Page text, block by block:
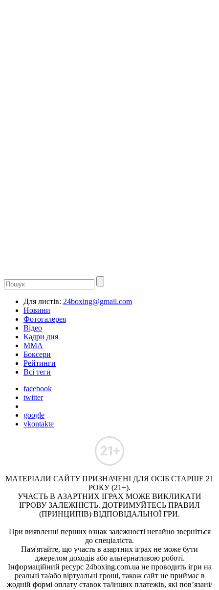
Для листів: 24boxing@gmail.com
Новини
Фотогалерея
Відео
Кадри дня
ММА
Боксери
Рейтинги
Всі теги
facebook
twitter
google
vkontakte
МАТЕРІАЛИ САЙТУ ПРИЗНАЧЕНІ ДЛЯ ОСІБ СТАРШЕ 21
РОКУ (21+).
УЧАСТЬ В АЗАРТНИХ ІГРАХ МОЖЕ ВИКЛИКАТИ
ІГРОВУ ЗАЛЕЖНІСТЬ. ДОТРИМУЙТЕСЬ ПРАВИЛ
(ПРИНЦИПІВ) ВІДПОВІДАЛЬНОЇ ГРИ.
При виявленні перших ознак залежності негайно зверніться
до спеціаліста.
Пам'ятайте, що участь в азартних іграх не може бути
джерелом доходів або альтернативою роботі.
Інформаційний ресурс 24boxing.com.ua не проводить ігри на
реальні та/або віртуальні гроші, також сайт не приймає в
жодній формі оплату ставок та/інших платежів, які пов’язані/